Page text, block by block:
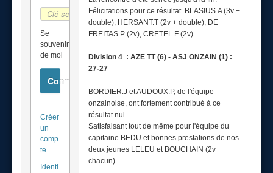
Se
souvenir
de moi
Connexion
Créer
un
comp
te
Identi
Félicitations pour ce résultat. BLASIUS.A (3v +
double), HERSANT.T (2v + double), DE
FREITAS.P (2v), CRETEL.F (2v)
Division 4 : AZE TT (6) - ASJ ONZAIN (1) :
27-27
BORDIER.J et AUDOUX.P, de l'équipe
onzainoise, ont fortement contribué à ce
résultat nul.
Satisfaisant tout de même pour l'équipe du
capitaine BEDU et bonnes prestations de nos
deux jeunes LELEU et BOUCHAIN (2v
chacun)